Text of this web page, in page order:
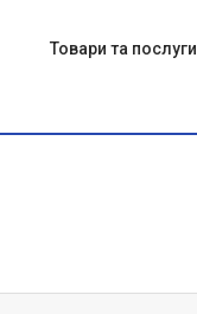
Товари та послуги